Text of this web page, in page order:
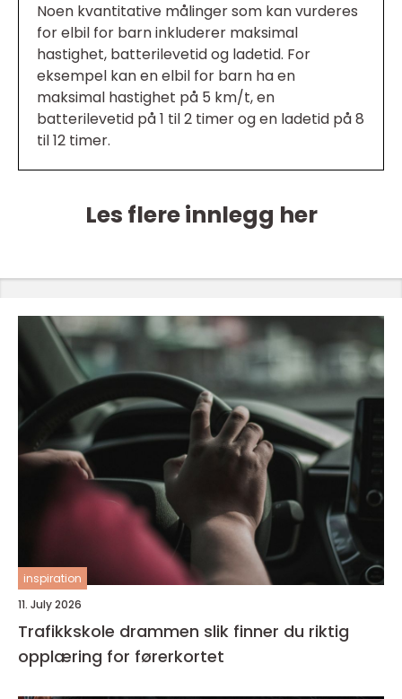
Noen kvantitative målinger som kan vurderes
for elbil for barn inkluderer maksimal
hastighet, batterilevetid og ladetid. For
eksempel kan en elbil for barn ha en
maksimal hastighet på 5 km/t, en
batterilevetid på 1 til 2 timer og en ladetid på 8
til 12 timer.
Les flere innlegg her
inspiration
11. July 2026
Trafikkskole drammen slik finner du riktig
opplæring for førerkortet